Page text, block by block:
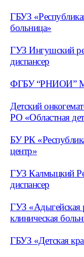
ГБУЗ
больница»
ГУЗ Ингушский
диспансер
ФГБУ “РНИОИ”
Детский
РО «Областная
БУ РК
центр»
ГУЗ Калмыцкий
диспансер
ГУЗ «Адыгейская
клиническая
ГБУЗ «Детская